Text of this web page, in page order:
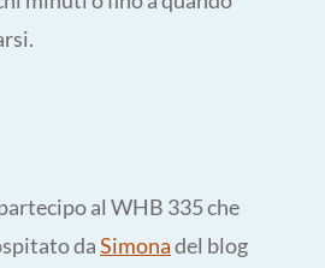
al WHB 335 che
daSimonadel blog